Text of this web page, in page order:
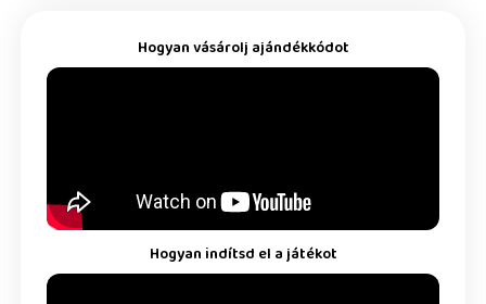
Hogyan vásárolj ajándékkódot
Hogyan indítsd el a játékot